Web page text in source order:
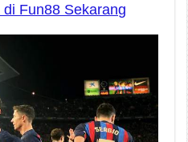
Fun88 Sekarang